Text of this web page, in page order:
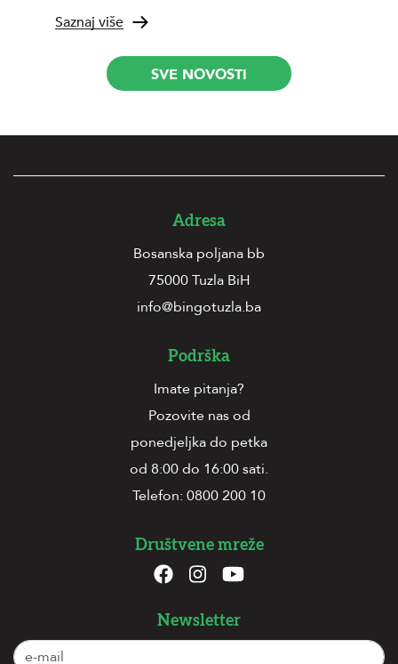
Saznaj više
SVE NOVOSTI
Adresa
Bosanska poljana bb
75000 Tuzla BiH
info@bingotuzla.ba
Podrška
Imate pitanja?
Pozovite nas od
ponedjeljka do petka
od 8:00 do 16:00 sati.
Telefon: 0800 200 10
Društvene mreže
Newsletter